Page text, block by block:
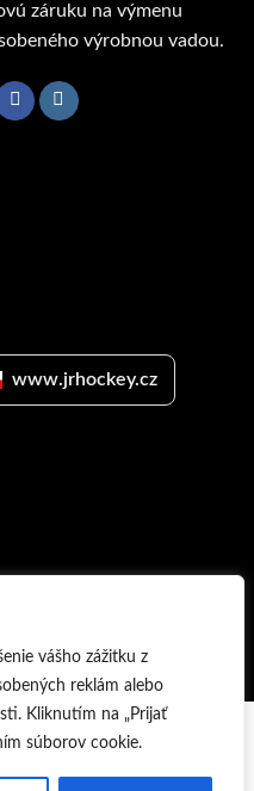
vášho zážitku z
reklám alebo
Kliknutím na „Prijať
súborov cookie.
záruku na výmenu
výrobnou vadou.
www.jrhockey.cz